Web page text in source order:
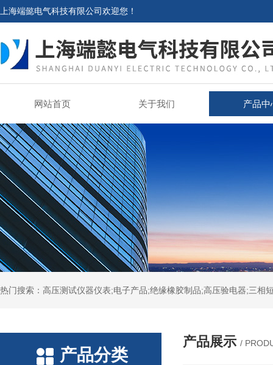
上海端懿电气科技有限公司欢迎您！
网站首页 关于我们 产品中
热门搜索：高压测试仪器仪表;电子产品;绝缘橡胶制品;高压验电器;三
产品分类
产品展示 /